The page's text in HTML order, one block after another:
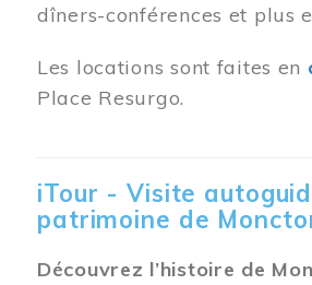
dîners-conférences et plus
Les locations sont faites en
Place Resurgo.
iTour - Visite
patrimoine de
Découvrez l’histoire de